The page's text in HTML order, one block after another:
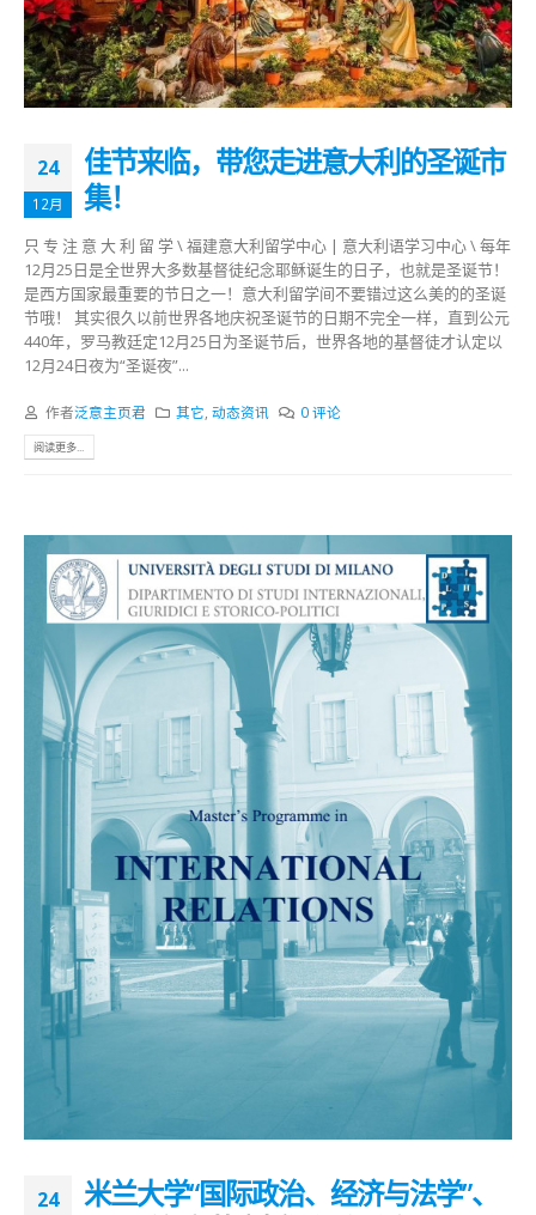
24
12月
佳节来临，带您走进意大利的圣诞市
集！
只 专 注 意 大 利 留 学 \ 福建意大利留学中心 | 意大利语学习中心 \ 每年
12月25日是全世界大多数基督徒纪念耶稣诞生的日子，也就是圣诞节！
是西方国家最重要的节日之一！意大利留学间不要错过这么美的的圣诞
节哦！ 其实很久以前世界各地庆祝圣诞节的日期不完全一样，直到公元
440年，罗马教廷定12月25日为圣诞节后，世界各地的基督徒才认定以
12月24日夜为“圣诞夜”...
作者泛意主页君 其它 ,动态资讯 0 评论
阅读更多...
24
米兰大学“国际政治、经济与法学”、